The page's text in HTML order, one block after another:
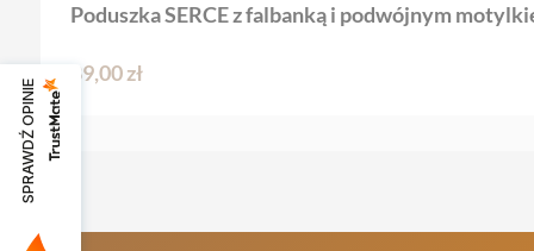
Poduszka SERCE z falbanką i podwójnym
89,00 zł
SPRAWDŹ OPINIE